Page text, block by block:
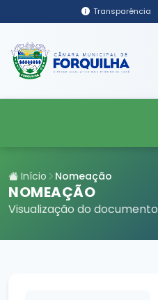
Transparência
Início Nomeação
NOMEAÇÃO
Visualização do documento